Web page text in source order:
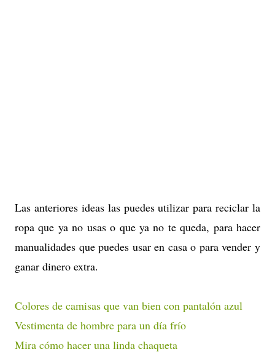
Las anteriores ideas las puedes utilizar para reciclar la
ropa que ya no usas o que ya no te queda, para hacer
manualidades que puedes usar en casa o para vender y
ganar dinero extra.
Colores de camisas que van bien con pantalón azul
Vestimenta de hombre para un día frío
Mira cómo hacer una linda chaqueta